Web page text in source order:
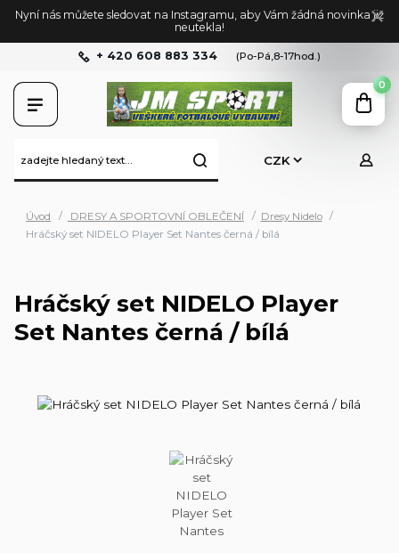
Nyní nás můžete sledovat na Instagramu, aby Vám žádná novinka již
neutekla!
CZK
+ 420 608 883 334 (Po-Pá,8-17hod.)
0
Úvod DRESY A SPORTOVNÍ OBLEČENÍ
Dresy Nidelo
Hráčský set NIDELO Player Set Nantes černá / bílá
Hráčský set NIDELO Player
Set Nantes černá / bílá